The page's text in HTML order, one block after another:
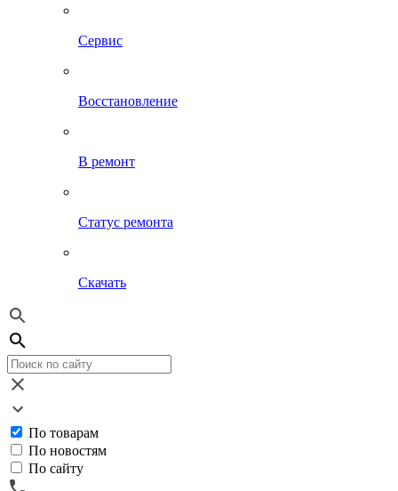
Сервис
Восстановление
В ремонт
Статус ремонта
Скачать
По товарам
По новостям
По сайту